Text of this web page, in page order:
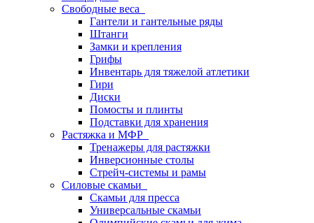
Свободные веса
Гантели и гантельные ряды
Штанги
Замки и крепления
Грифы
Инвентарь для тяжелой атлетики
Гири
Диски
Помосты и плинты
Подставки для хранения
Растяжка и МФР
Тренажеры для растяжки
Инверсионные столы
Стрейч-системы и рамы
Силовые скамьи
Скамьи для пресса
Универсальные скамьи